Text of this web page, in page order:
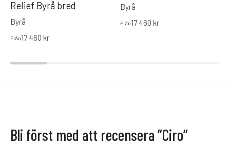
Relief Byrå bred
Byrå
Från17 460 kr
Byrå
Från17 460 kr
Bli först med att recensera ”Ciro”